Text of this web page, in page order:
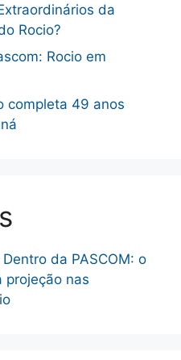
da
Rocio?
Rocio em
completa 49 anos
Dentro da PASCOM: o
projeção nas